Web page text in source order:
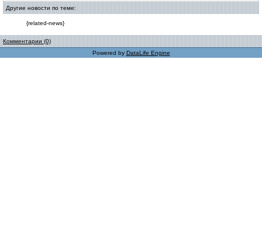
Другие новости по теме:
{related-news}
Комментарии (0)
Powered by DataLife Engine